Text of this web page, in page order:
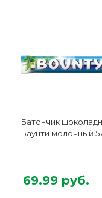
Батончик
Баунти молочный
69.99 руб.